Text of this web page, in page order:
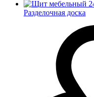
Разделочная доска